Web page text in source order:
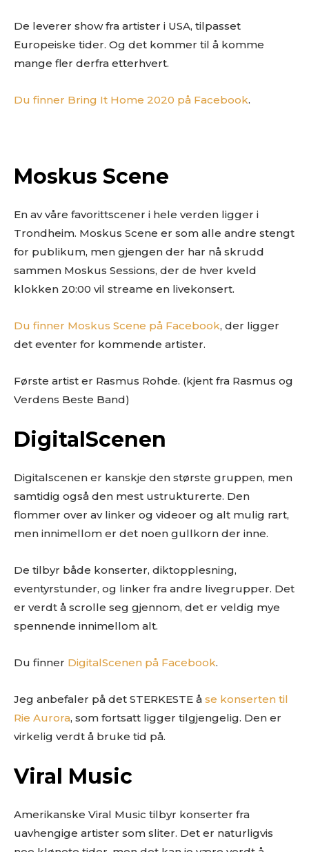
De leverer show fra artister i USA, tilpasset
Europeiske tider. Og det kommer til å komme
mange fler derfra etterhvert.
Du finner Bring It Home 2020 på Facebook.
Moskus Scene
En av våre favorittscener i hele verden ligger i
Trondheim. Moskus Scene er som alle andre stengt
for publikum, men gjengen der har nå skrudd
sammen Moskus Sessions, der de hver kveld
klokken 20:00 vil streame en livekonsert.
Du finner Moskus Scene på Facebook, der ligger
det eventer for kommende artister.
Første artist er Rasmus Rohde. (kjent fra Rasmus og
Verdens Beste Band)
DigitalScenen
Digitalscenen er kanskje den største gruppen, men
samtidig også den mest ustrukturerte. Den
flommer over av linker og videoer og alt mulig rart,
men innimellom er det noen gullkorn der inne.
De tilbyr både konserter, diktopplesning,
eventyrstunder, og linker fra andre livegrupper. Det
er verdt å scrolle seg gjennom, det er veldig mye
spennende innimellom alt.
Du finner DigitalScenen på Facebook.
Jeg anbefaler på det STERKESTE å se konserten til
Rie Aurora, som fortsatt ligger tilgjengelig. Den er
virkelig verdt å bruke tid på.
Viral Music
Amerikanske Viral Music tilbyr konserter fra
uavhengige artister som sliter. Det er naturligvis